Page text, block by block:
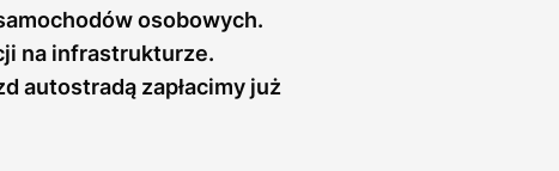
osobowych.
na infrastrukturze.
autostradą zapłacimy już